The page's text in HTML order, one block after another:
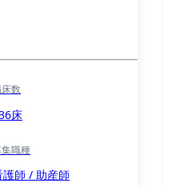
数
床
職種
護師 / 助産師